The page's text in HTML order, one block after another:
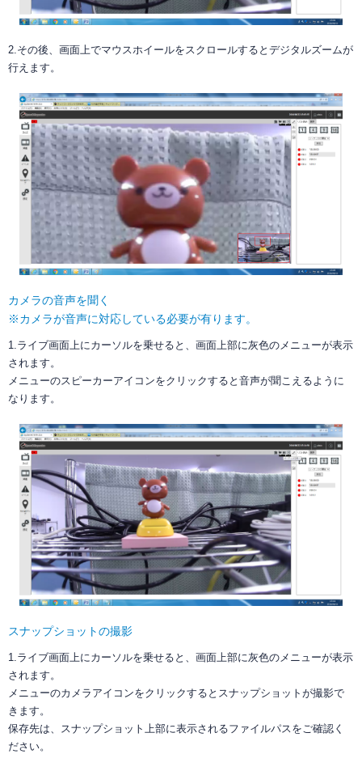
2.その後、画面上でマウスホイールをスクロールするとデジタルズームが
行えます。
カメラの音声を聞く
※カメラが音声に対応している必要が有ります。
1.ライブ画面上にカーソルを乗せると、画面上部に灰色のメニューが表示
されます。
メニューのスピーカーアイコンをクリックすると音声が聞こえるように
なります。
スナップショットの撮影
1.ライブ画面上にカーソルを乗せると、画面上部に灰色のメニューが表示
されます。
メニューのカメラアイコンをクリックするとスナップショットが撮影で
きます。
保存先は、スナップショット上部に表示されるファイルパスをご確認く
ださい。